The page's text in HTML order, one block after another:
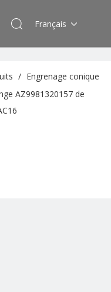
Français
/ Engrenage conique
AZ9981320157 de